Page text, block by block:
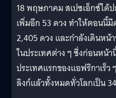
18 พฤษภาคม สเปซเอ็กซ์ได้
เพิ่มอีก 53 ดวง ทำให้ตอนนี้
2,405 ดวง และกำลังเดินห
ในประเทศต่าง ๆ ซึ่งก่อนหน้
ประเทศแรกของแอฟริกาเร็
ลิงก์แล้วทั้งหมดทั่วโลกเป็น